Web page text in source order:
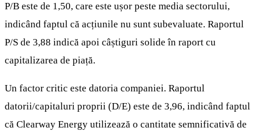
P/B este de 1,50, care este ușor peste media sectorului,
indicând faptul că acțiunile nu sunt subevaluate. Raportul
P/S de 3,88 indică apoi câștiguri solide în raport cu
capitalizarea de piață.
Un factor critic este datoria companiei. Raportul
datorii/capitaluri proprii (D/E) este de 3,96, indicând faptul
că Clearway Energy utilizează o cantitate semnificativă de